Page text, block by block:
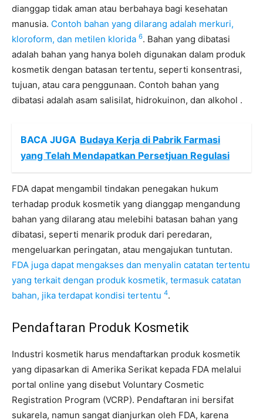
dianggap tidak aman atau berbahaya bagi kesehatan
manusia. Contoh bahan yang dilarang adalah merkuri,
kloroform, dan metilen klorida 6. Bahan yang dibatasi
adalah bahan yang hanya boleh digunakan dalam produk
kosmetik dengan batasan tertentu, seperti konsentrasi,
tujuan, atau cara penggunaan. Contoh bahan yang
dibatasi adalah asam salisilat, hidrokuinon, dan alkohol .
BACA JUGA Budaya Kerja di Pabrik Farmasi
yang Telah Mendapatkan Persetjuan Regulasi
FDA dapat mengambil tindakan penegakan hukum
terhadap produk kosmetik yang dianggap mengandung
bahan yang dilarang atau melebihi batasan bahan yang
dibatasi, seperti menarik produk dari peredaran,
mengeluarkan peringatan, atau mengajukan tuntutan.
FDA juga dapat mengakses dan menyalin catatan tertentu
yang terkait dengan produk kosmetik, termasuk catatan
bahan, jika terdapat kondisi tertentu 4.
Pendaftaran Produk Kosmetik
Industri kosmetik harus mendaftarkan produk kosmetik
yang dipasarkan di Amerika Serikat kepada FDA melalui
portal online yang disebut Voluntary Cosmetic
Registration Program (VCRP). Pendaftaran ini bersifat
sukarela, namun sangat dianjurkan oleh FDA, karena